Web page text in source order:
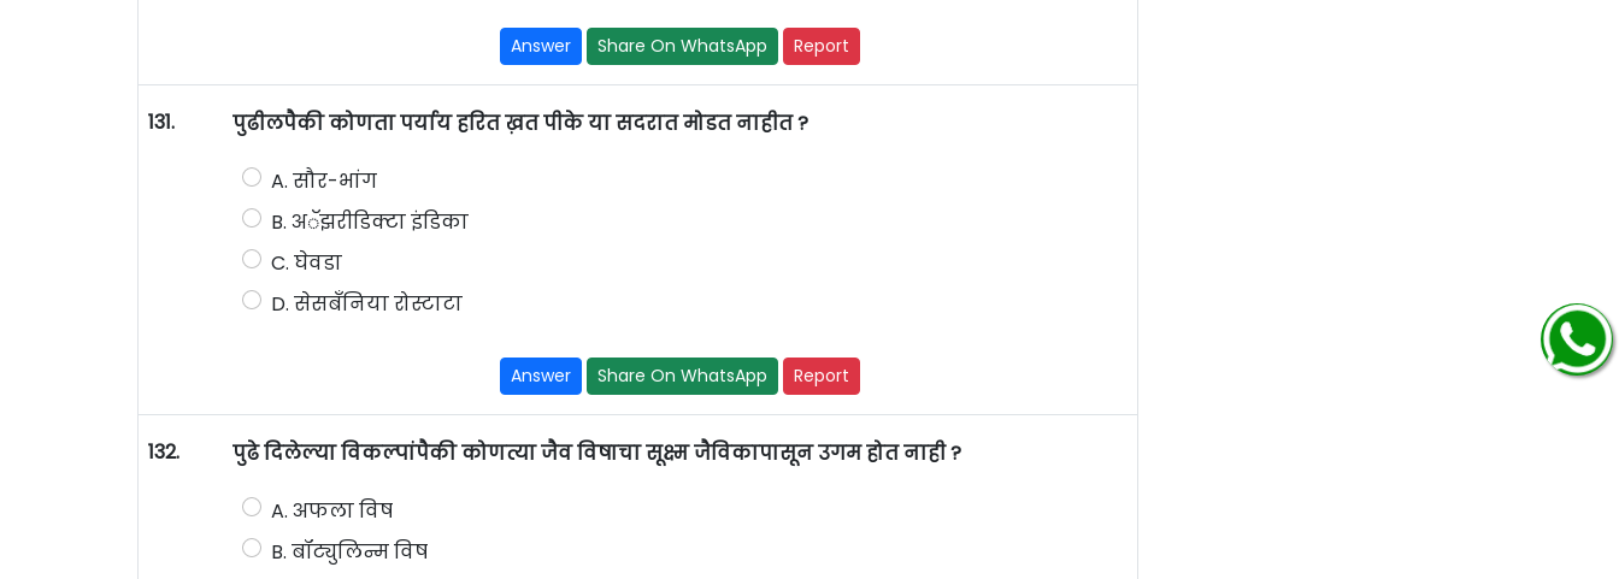
Answer Share On WhatsApp Report
131. पुढीलपैकी कोणता पर्याय हरित ख़त पीके या सदरात मोडत नाहीत ?
A. सौर-भांग
B. अॅझरीडिक्टा इंडिका
C. घेवडा
D. सेसबँनिया रोस्टाटा
Answer Share On WhatsApp Report
132. पुढे दिलेल्या विकल्पांपैकी कोणत्या जैव विषाचा सूक्ष्म जैविकापासून उगम होत नाही ?
A. अफला विष
B. बॉट्युलिन्म विष